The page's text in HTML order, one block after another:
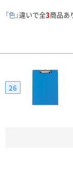
「色」違いで全3商品あ
26